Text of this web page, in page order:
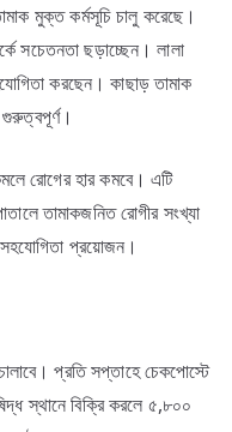
মুক্ত কর্মসূচি চালু করেছে।
সচেতনতা ছড়াচ্ছেন। লালা
করছেন। কাছাড় তামাক
রোগের হার কমবে। এটি
তামাকজনিত রোগীর সংখ্যা
সহযোগিতা প্রয়োজন।
প্রতি সপ্তাহে চেকপোস্টে
স্থানে বিক্রি করলে ৫,৮০০